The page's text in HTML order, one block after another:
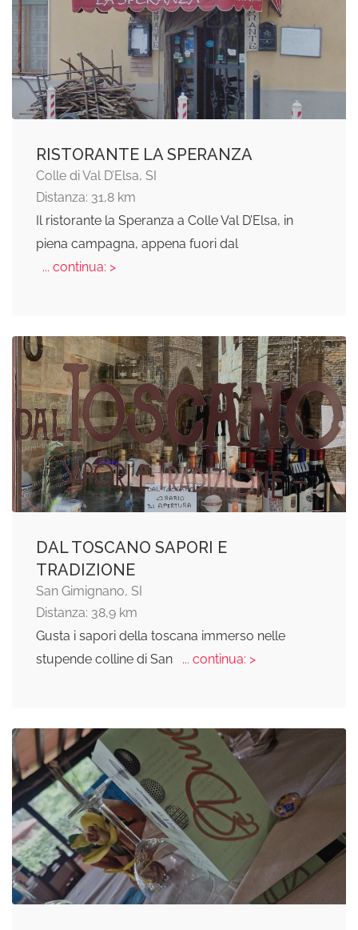
RISTORANTE LA SPERANZA
Colle di Val D’Elsa, SI
Distanza: 31,8 km
Il ristorante la Speranza a Colle Val D’Elsa, in
piena campagna, appena fuori dal
... continua: >
DAL TOSCANO SAPORI E
TRADIZIONE
San Gimignano, SI
Distanza: 38,9 km
Gusta i sapori della toscana immerso nelle
stupende colline di San
... continua: >